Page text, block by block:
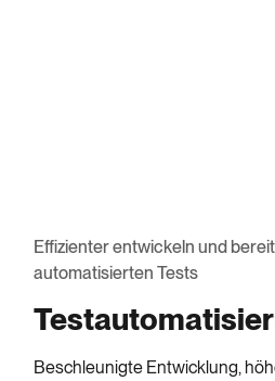
Effizienter entwickeln und
automatisierten Tests
Beschleunigte Entwicklung,